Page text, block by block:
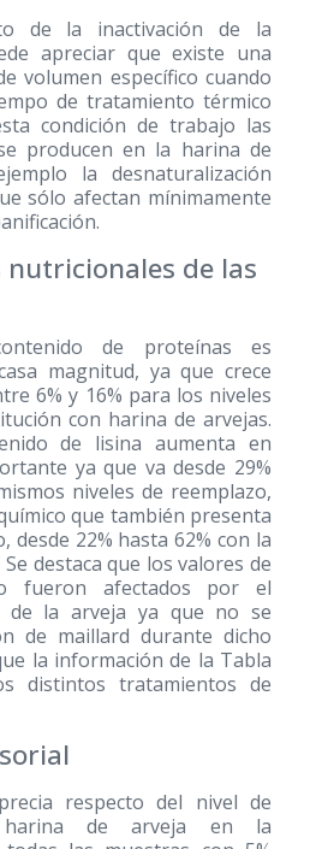
de la inactivación de la
apreciar que existe una
volumen específico cuando
de tratamiento térmico
condición de trabajo las
producen en la harina de
la desnaturalización
sólo afectan mínimamente
de las
de proteínas es
magnitud, ya que crece
6% y 16% para los niveles
con harina de arvejas.
de lisina aumenta en
ya que va desde 29%
niveles de reemplazo,
que también presenta
desde 22% hasta 62% con la
destaca que los valores de
fueron afectados por el
de la arveja ya que no se
de maillard durante dicho
la información de la Tabla
distintos tratamientos de
respecto del nivel de
harina de arveja en la